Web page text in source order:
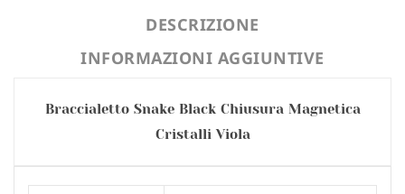
DESCRIZIONE
INFORMAZIONI AGGIUNTIVE
Braccialetto Snake Black Chiusura Magnetica
Cristalli Viola